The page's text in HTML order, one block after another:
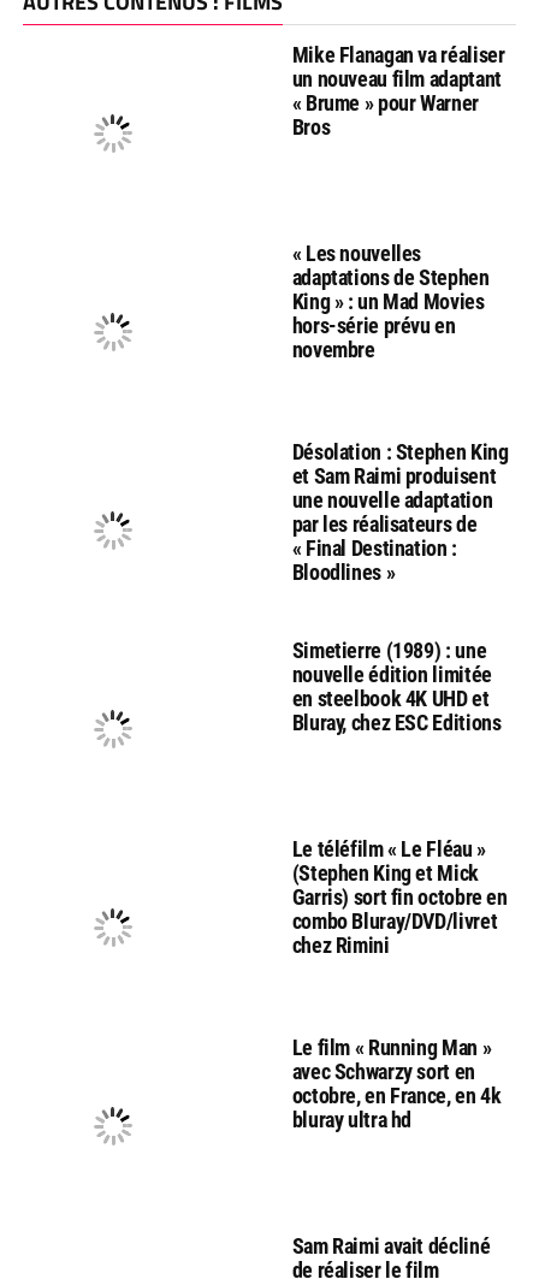
Mike Flanagan va réaliser
un nouveau film adaptant
« Brume » pour Warner
Bros
« Les nouvelles
adaptations de Stephen
King » : un Mad Movies
hors-série prévu en
novembre
Désolation : Stephen King
et Sam Raimi produisent
une nouvelle adaptation
par les réalisateurs de
« Final Destination :
Bloodlines »
Simetierre (1989) : une
nouvelle édition limitée
en steelbook 4K UHD et
Bluray, chez ESC Editions
Le téléfilm « Le Fléau »
(Stephen King et Mick
Garris) sort fin octobre en
combo Bluray/DVD/livret
chez Rimini
Le film « Running Man »
avec Schwarzy sort en
octobre, en France, en 4k
bluray ultra hd
Sam Raimi avait décliné
de réaliser le film